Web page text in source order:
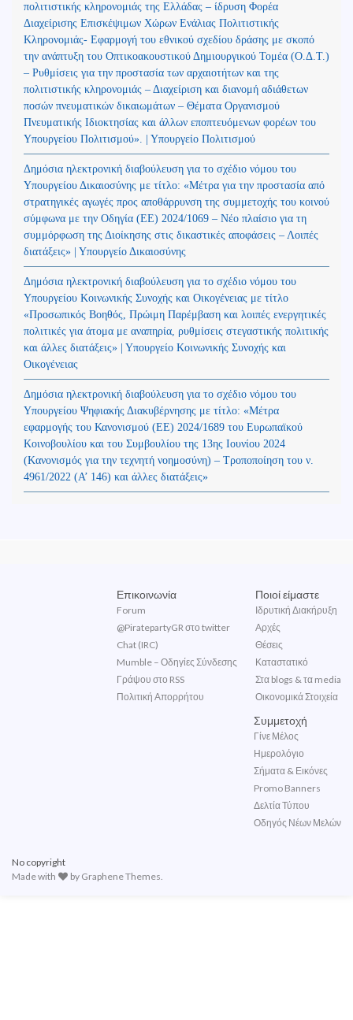
πολιτιστικής κληρονομιάς της Ελλάδας – ίδρυση Φορέα
Διαχείρισης Επισκέψιμων Χώρων Ενάλιας Πολιτιστικής
Κληρονομιάς- Εφαρμογή του εθνικού σχεδίου δράσης με σκοπό
την ανάπτυξη του Οπτικοακουστικού Δημιουργικού Τομέα (Ο.Δ.Τ.)
– Ρυθμίσεις για την προστασία των αρχαιοτήτων και της
πολιτιστικής κληρονομιάς – Διαχείριση και διανομή αδιάθετων
ποσών πνευματικών δικαιωμάτων – Θέματα Οργανισμού
Πνευματικής Ιδιοκτησίας και άλλων εποπτευόμενων φορέων του
Υπουργείου Πολιτισμού». | Υπουργείο Πολιτισμού
Δημόσια ηλεκτρονική διαβούλευση για το σχέδιο νόμου του
Υπουργείου Δικαιοσύνης με τίτλο: «Μέτρα για την προστασία από
στρατηγικές αγωγές προς αποθάρρυνση της συμμετοχής του κοινού
σύμφωνα με την Οδηγία (ΕΕ) 2024/1069 – Νέο πλαίσιο για τη
συμμόρφωση της Διοίκησης στις δικαστικές αποφάσεις – Λοιπές
διατάξεις» | Υπουργείο Δικαιοσύνης
Δημόσια ηλεκτρονική διαβούλευση για το σχέδιο νόμου του
Υπουργείου Κοινωνικής Συνοχής και Οικογένειας με τίτλο
«Προσωπικός Βοηθός, Πρώιμη Παρέμβαση και λοιπές ενεργητικές
πολιτικές για άτομα με αναπηρία, ρυθμίσεις στεγαστικής πολιτικής
και άλλες διατάξεις» | Υπουργείο Κοινωνικής Συνοχής και
Οικογένειας
Δημόσια ηλεκτρονική διαβούλευση για το σχέδιο νόμου του
Υπουργείου Ψηφιακής Διακυβέρνησης με τίτλο: «Μέτρα
εφαρμογής του Κανονισμού (ΕΕ) 2024/1689 του Ευρωπαϊκού
Κοινοβουλίου και του Συμβουλίου της 13ης Ιουνίου 2024
(Kανονισμός για την τεχνητή νοημοσύνη) – Τροποποίηση του ν.
4961/2022 (Α’ 146) και άλλες διατάξεις»
Επικοινωνία
Forum
@PiratepartyGR στο twitter
Chat (IRC)
Mumble – Οδηγίες Σύνδεσης
Γράψου στο RSS
Πολιτική Απορρήτου
Ποιοί είμαστε
Ιδρυτική Διακήρυξη
Αρχές
Θέσεις
Καταστατικό
Στα blogs & τα media
Οικονομικά Στοιχεία
Συμμετοχή
Γίνε Μέλος
Ημερολόγιο
Σήματα & Εικόνες
Promo Banners
Δελτία Τύπου
Οδηγός Νέων Μελών
No copyright
Made with
by Graphene Themes.